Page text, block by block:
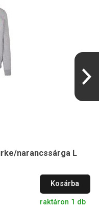
narancssárga L
Kosárba
raktáron 1 db